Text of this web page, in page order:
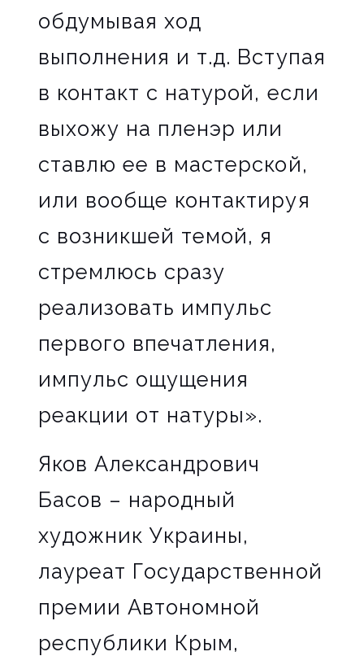
обдумывая ход
выполнения и т.д. Вступая
в контакт с натурой, если
выхожу на пленэр или
ставлю ее в мастерской,
или вообще контактируя
с возникшей темой, я
стремлюсь сразу
реализовать импульс
первого впечатления,
импульс ощущения
реакции от натуры».
Яков Александрович
Басов – народный
художник Украины,
лауреат Государственной
премии Автономной
республики Крым,